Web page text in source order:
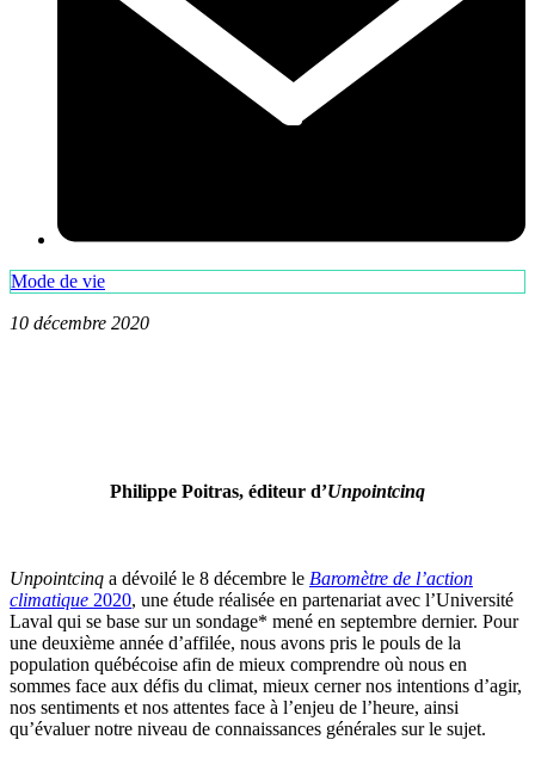
Mode de vie
10 décembre 2020
Philippe Poitras, éditeur d’Unpointcinq
Unpointcinq a dévoilé le 8 décembre le Baromètre de l’action
climatique 2020, une étude réalisée en partenariat avec l’Université
Laval qui se base sur un sondage* mené en septembre dernier. Pour
une deuxième année d’affilée, nous avons pris le pouls de la
population québécoise afin de mieux comprendre où nous en
sommes face aux défis du climat, mieux cerner nos intentions d’agir,
nos sentiments et nos attentes face à l’enjeu de l’heure, ainsi
qu’évaluer notre niveau de connaissances générales sur le sujet.